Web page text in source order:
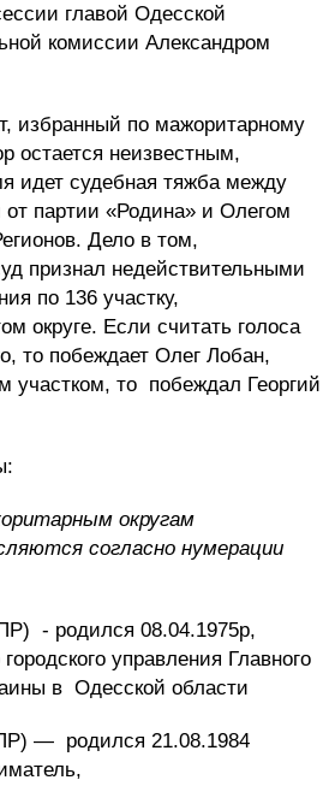
главой Одесской
комиссии Александром
избранный по мажоритарному
остается неизвестным,
идет судебная тяжба между
партии «Родина» и Олегом
Дело в том,
признал недействительными
по 136 участку,
округе. Если считать голоса
то побеждает Олег Лобан,
участком, то побеждал Георгий
округам
согласно нумерации
- родился 08.04.1975р,
управления Главного
в Одесской области
— родился 21.08.1984